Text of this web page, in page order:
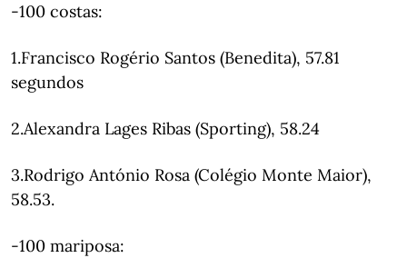
-100 costas:
1.Francisco Rogério Santos (Benedita), 57.81
segundos
2.Alexandra Lages Ribas (Sporting), 58.24
3.Rodrigo António Rosa (Colégio Monte Maior),
58.53.
-100 mariposa: